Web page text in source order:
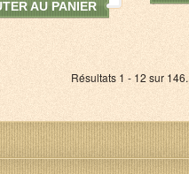
AU PANIER
Résultats 1 - 12 sur 146.